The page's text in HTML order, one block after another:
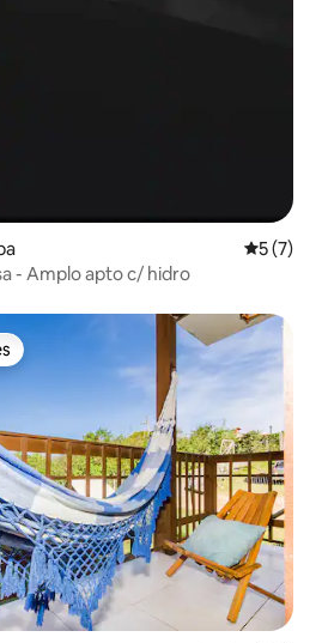
5 de
5 (7)
- Amplo apto c/ hidro